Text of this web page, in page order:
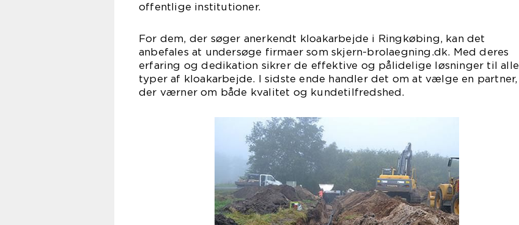
offentlige institutioner.
For dem, der søger anerkendt kloakarbejde i Ringkøbing, kan det
anbefales at undersøge firmaer som skjern-brolaegning.dk. Med deres
erfaring og dedikation sikrer de effektive og pålidelige løsninger til alle
typer af kloakarbejde. I sidste ende handler det om at vælge en partner,
der værner om både kvalitet og kundetilfredshed.